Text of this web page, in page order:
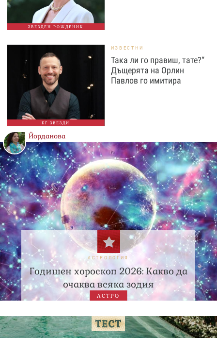
ЗВЕЗДЕН РОЖДЕНИК
БГ ЗВЕЗДИ
ИЗВЕСТНИ
Така ли го правиш, тате?“
Дъщерята на Орлин
Павлов го имитира
Йорданова
АСТРОЛОГИЯ
Годишен хороскоп 2026: Какво да
очаква всяка зодия
АСТРО